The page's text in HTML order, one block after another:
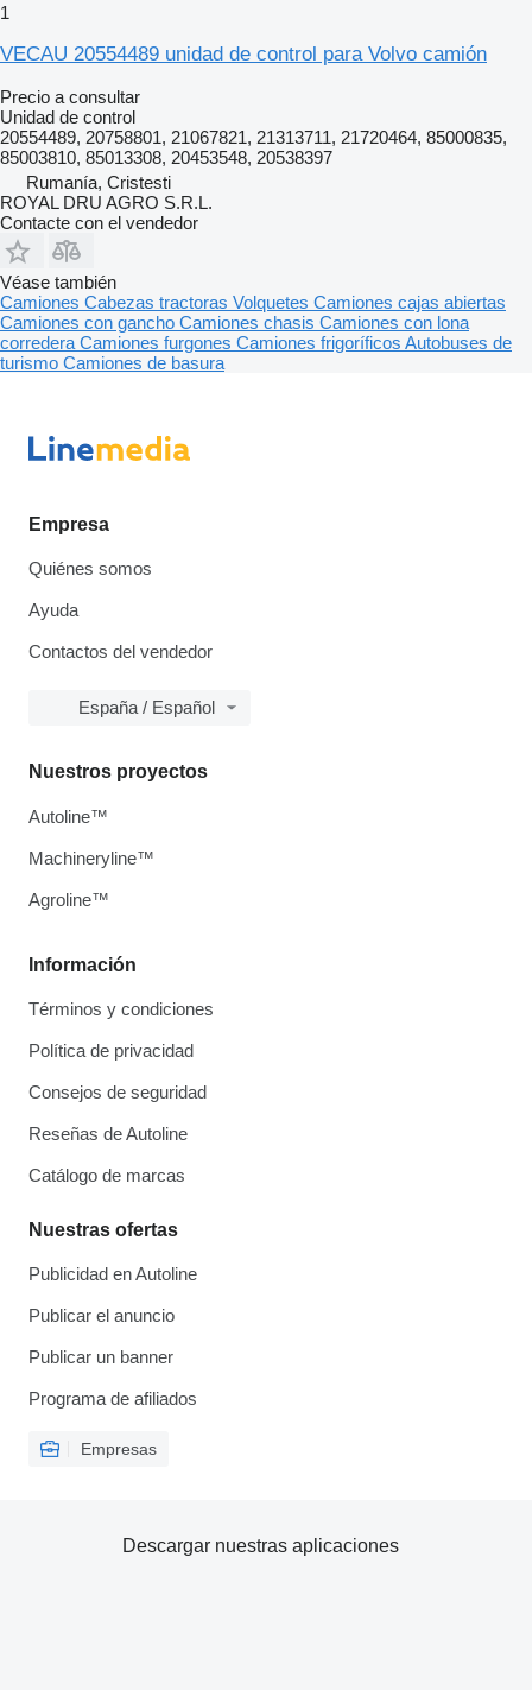
1
VECAU 20554489 unidad de control para Volvo camión
Precio a consultar
Unidad de control
20554489, 20758801, 21067821, 21313711, 21720464, 85000835,
85003810, 85013308, 20453548, 20538397
Rumanía, Cristesti
ROYAL DRU AGRO S.R.L.
Contacte con el vendedor
Véase también
Camiones Cabezas tractoras Volquetes Camiones cajas abiertas
Camiones con gancho Camiones chasis Camiones con lona
corredera Camiones furgones Camiones frigoríficos Autobuses de
turismo Camiones de basura
Empresa
Quiénes somos
Ayuda
Contactos del vendedor
España / Español
Información
Términos y condiciones
Política de privacidad
Consejos de seguridad
Reseñas de Autoline
Catálogo de marcas
Nuestras ofertas
Publicidad en Autoline
Publicar el anuncio
Publicar un banner
Programa de afiliados
Empresas
Nuestros proyectos
Autoline™
Machineryline™
Agroline™
Descargar nuestras aplicaciones